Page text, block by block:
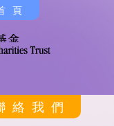
頁
絡我們